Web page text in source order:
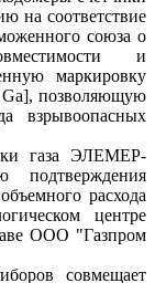
на соответствие
союза о
и
маркировку
позволяющую
взрывоопасных
газа ЭЛЕМЕР-
расхода
центре
ООО "Газпром
совмещает